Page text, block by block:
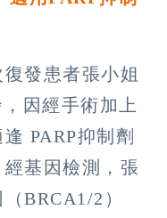
發患者張小姐
因經手術加上
PARP抑制劑
基因檢測，張
BRCA1/2）